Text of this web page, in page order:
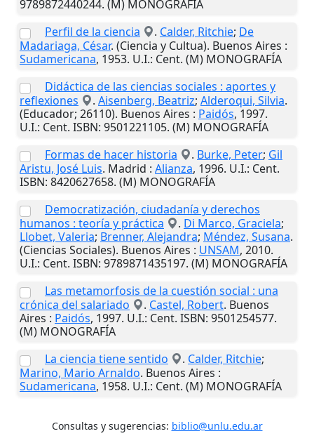
9789872440244. (M) MONOGRAFÍA
Perfil de la ciencia
. Calder, Ritchie; De
Madariaga, César. (Ciencia y Cultua). Buenos Aires :
Sudamericana, 1953. U.I.: Cent. (M) MONOGRAFÍA
Didáctica de las ciencias sociales : aportes y
reflexiones
. Aisenberg, Beatriz; Alderoqui, Silvia.
(Educador; 26110). Buenos Aires : Paidós, 1997.
U.I.: Cent. ISBN: 9501221105. (M) MONOGRAFÍA
Formas de hacer historia
. Burke, Peter; Gil
Aristu, José Luis. Madrid : Alianza, 1996. U.I.: Cent.
ISBN: 8420627658. (M) MONOGRAFÍA
Democratización, ciudadanía y derechos
humanos : teoría y práctica
. Di Marco, Graciela;
Llobet, Valeria; Brenner, Alejandra; Méndez, Susana.
(Ciencias Sociales). Buenos Aires : UNSAM, 2010.
U.I.: Cent. ISBN: 9789871435197. (M) MONOGRAFÍA
Las metamorfosis de la cuestión social : una
crónica del salariado
. Castel, Robert. Buenos
Aires : Paidós, 1997. U.I.: Cent. ISBN: 9501254577.
(M) MONOGRAFÍA
La ciencia tiene sentido
. Calder, Ritchie;
Marino, Mario Arnaldo. Buenos Aires :
Sudamericana, 1958. U.I.: Cent. (M) MONOGRAFÍA
Consultas y sugerencias: biblio@unlu.edu.ar